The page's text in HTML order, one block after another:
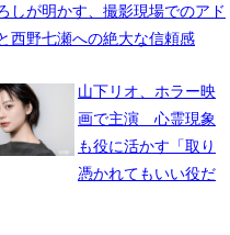
しが明かす、撮影現場でのアド
西野七瀬への絶大な信頼感
山下リオ、ホラー映
画で主演 心霊現象
も役に活かす「取り
憑かれてもいい役だ